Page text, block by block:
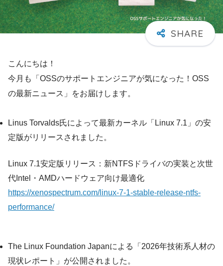
こんにちは！
今月も「OSSのサポートエンジニアが気になった！OSS
の最新ニュース」をお届けします。
Linus Torvalds氏によって最新カーネル「Linux 7.1」の安
定版がリリースされました。
Linux 7.1安定版リリース：新NTFSドライバの実装と次世
代Intel・AMDハードウェア向け最適化
https://xenospectrum.com/linux-7-1-stable-release-ntfs-
performance/
The Linux Foundation Japanによる「2026年技術系人材の
現状レポート」が公開されました。